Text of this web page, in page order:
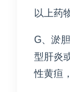
以上药
G、淤
型肝炎
性黄疸